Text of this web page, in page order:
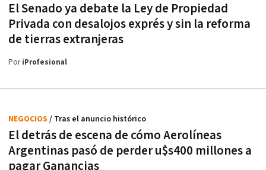
El Senado ya debate la Ley de Propiedad
Privada con desalojos exprés y sin la reforma
de tierras extranjeras
PoriProfesional
El detrás de escena de cómo Aerolíneas
Argentinas pasó de perder u$s400 millones a
pagar Ganancias
NEGOCIOS / Tras el anuncio histórico